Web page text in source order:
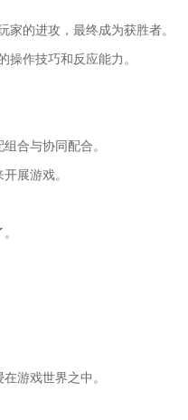
的进攻，最终成为获胜者。
作技巧和反应能力。
合与协同配合。
展游戏。
游戏世界之中。